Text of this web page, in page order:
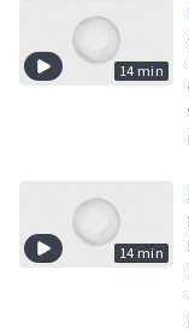
14 min
14 min